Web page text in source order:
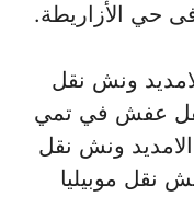
حي الأزاريطة.
ونش نقل
نقل عفش في تمي
ونش نقل
نقل موبيليا